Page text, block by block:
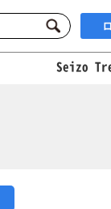
Seizo